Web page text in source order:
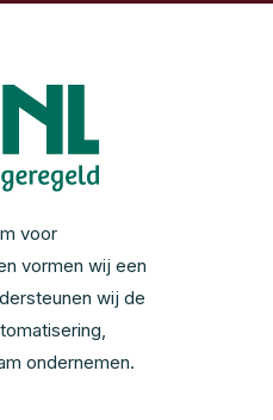
voor
vormen wij een
wij de
ondernemen.